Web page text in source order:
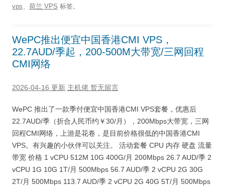
vps、 荷兰 VPS 标签。
WePC推出便宜中国香港CMI VPS，
22.7AUD/季起，200-500M大带宽/三网回程
CMI网络
2026-04-16 更新 主机佬 暂无留言
WePC 推出了一款季付便宜中国香港CMI VPS套餐，优惠后
22.7AUD/季（折合人民币约￥30/月），200Mbps大带宽，三网
回程CMI网络，上游是花卷，是目前价格很低的中国香港CMI
VPS。有兴趣的小伙伴可以关注。 活动套餐 CPU 内存 硬盘 流量
带宽 价格 1 vCPU 512M 10G 400G/月 200Mbps 26.7 AUD/季 2
vCPU 1G 10G 1T/月 500Mbps 56.7 AUD/季 2 vCPU 2G 30G
2T/月 500Mbps 113.7 AUD/季 2 vCPU 2G 40G 5T/月 500Mbps